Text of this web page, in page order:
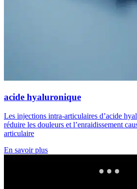
acide hyaluronique
Les injections intra-articulaires d’acide
réduire les douleurs et l’enraidissement
articulaire
En savoir plus